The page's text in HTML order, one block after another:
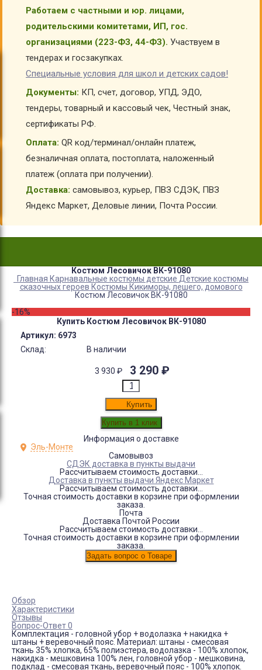
Работаем с частными и юр. лицами,
родительскими комитетами, ИП, гос.
организациями (223-ФЗ, 44-ФЗ). Участвуем в
тендерах и госзакупках.
Специальные условия для школ и детских садов!
Документы: КП, счет, договор, УПД, ЭДО,
тендеры, товарный и кассовый чек, Честный знак,
сертификаты РФ.
Оплата: QR код/терминал/онлайн платеж,
безналичная оплата, постоплата, наложенный
платеж (оплата при получении).
Доставка: самовывоз, курьер, ПВЗ СДЭК, ПВЗ
Яндекс Маркет, Деловые линии, Почта России.
Костюм Лесовичок ВК-91080
Главная Карнавальные костюмы детские Детские костюмы
сказочных героев Костюмы Кикиморы, лешего, домового
Костюм Лесовичок ВК-91080
-16%
Купить Костюм Лесовичок ВК-91080
Артикул: 6973
Склад:
В наличии
3 930 ₽ 3 290 ₽
Купить
Информация о доставке
Эль-Монте
Самовывоз
СДЭК доставка в пункты выдачи
Рассчитываем стоимость доставки...
Доставка в пункты выдачи Яндекс Маркет
Рассчитываем стоимость доставки...
Точная стоимость доставки в корзине при оформлении
заказа.
Почта
Доставка Почтой России
Рассчитываем стоимость доставки...
Точная стоимость доставки в корзине при оформлении
заказа.
Обзор
Характеристики
Отзывы
Вопрос-Ответ 0
Комплектация - головной убор + водолазка + накидка +
штаны + веревочный пояс. Материал: штаны - смесовая
ткань 35% хлопка, 65% полиэстера, водолазка - 100% хлопок,
накидка - мешковина 100% лен, головной убор - мешковина,
подклад - смесовая ткань, веревочный пояс - 100% хлопок.